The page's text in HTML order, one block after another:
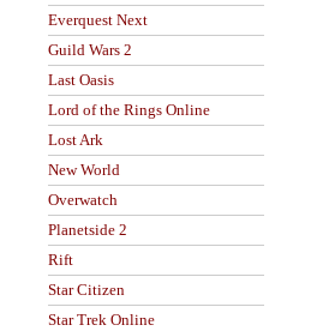
Everquest Next
Guild Wars 2
Last Oasis
Lord of the Rings Online
Lost Ark
New World
Overwatch
Planetside 2
Rift
Star Citizen
Star Trek Online